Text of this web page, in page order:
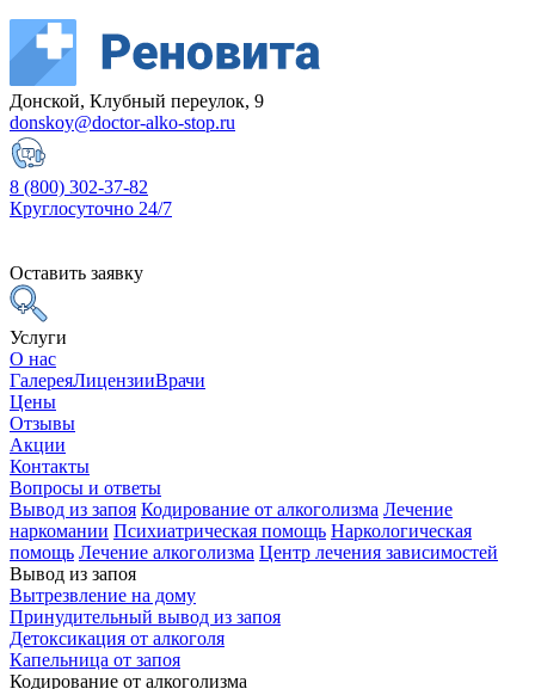
Донской, Клубный переулок, 9
donskoy@doctor-alko-stop.ru
8 (800) 302-37-82
Круглосуточно 24/7
Оставить заявку
Услуги
О нас
ГалереяЛицензииВрачи
Цены
Отзывы
Акции
Контакты
Вопросы и ответы
Вывод из запоя Кодирование от алкоголизма Лечение
наркомании Психиатрическая помощь Наркологическая
помощь Лечение алкоголизма Центр лечения зависимостей
Вывод из запоя
Вытрезвление на дому
Принудительный вывод из запоя
Детоксикация от алкоголя
Капельница от запоя
Кодирование от алкоголизма